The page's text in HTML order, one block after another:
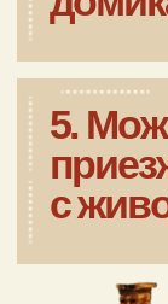
красивый
активный
— катание
прогулки,
Вы сами
рождения:
расслабляющим